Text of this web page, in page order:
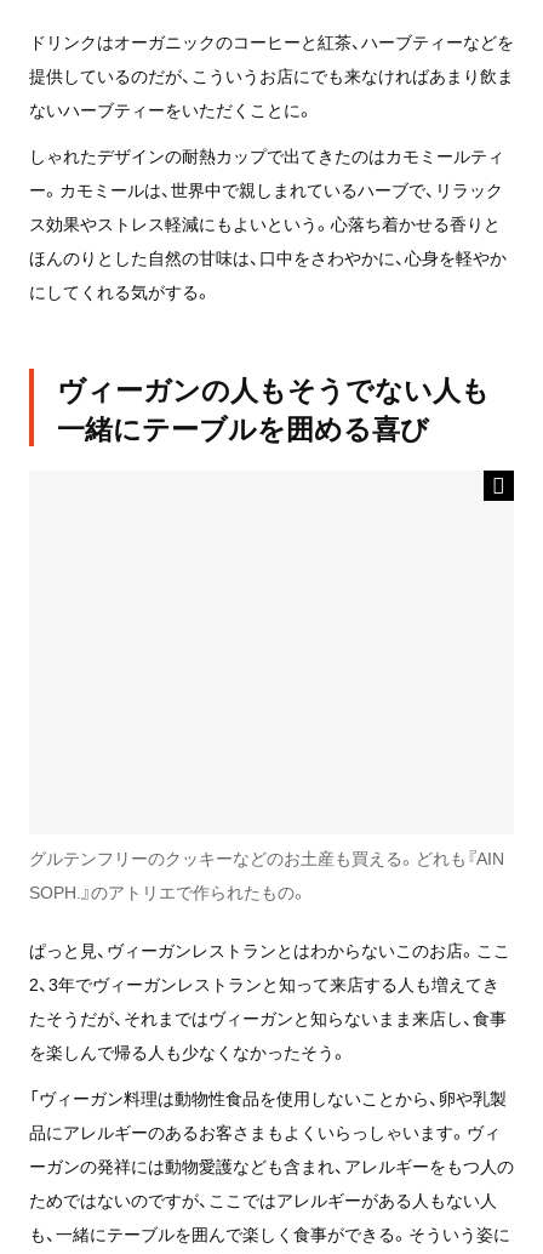
ドリンクはオーガニックのコーヒーと紅茶、ハーブティーなどを
提供しているのだが、こういうお店にでも来なければあまり飲ま
ないハーブティーをいただくことに。
しゃれたデザインの耐熱カップで出てきたのはカモミールティ
ー。カモミールは、世界中で親しまれているハーブで、リラック
ス効果やストレス軽減にもよいという。心落ち着かせる香りと
ほんのりとした自然の甘味は、口中をさわやかに、心身を軽やか
にしてくれる気がする。
ヴィーガンの人もそうでない人も
一緒にテーブルを囲める喜び
グルテンフリーのクッキーなどのお土産も買える。どれも『AIN
SOPH.』のアトリエで作られたもの。
ぱっと見、ヴィーガンレストランとはわからないこのお店。ここ
2、3年でヴィーガンレストランと知って来店する人も増えてき
たそうだが、それまではヴィーガンと知らないまま来店し、食事
を楽しんで帰る人も少なくなかったそう。
「ヴィーガン料理は動物性食品を使用しないことから、卵や乳製
品にアレルギーのあるお客さまもよくいらっしゃいます。ヴィ
ーガンの発祥には動物愛護なども含まれ、アレルギーをもつ人の
ためではないのですが、ここではアレルギーがある人もない人
も、一緒にテーブルを囲んで楽しく食事ができる。そういう姿に